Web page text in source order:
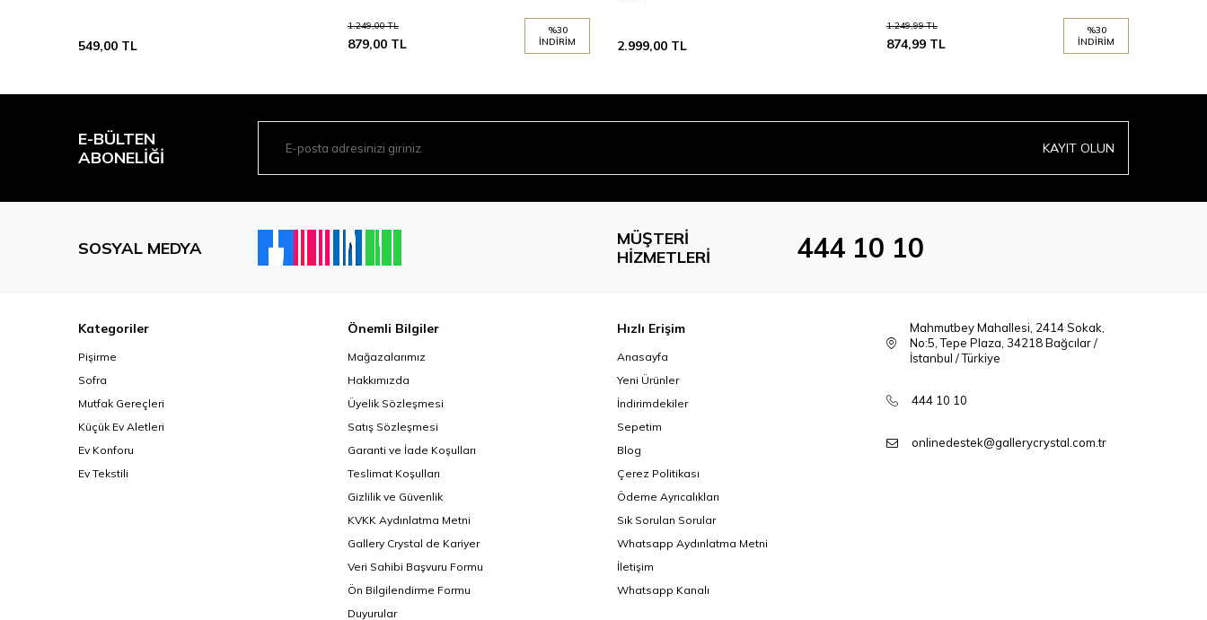
549,00 TL
1.249,00TL
879,00 TL
%30
İNDIRIM
2.999,00 TL
1.249,99TL
874,99 TL
%30
İNDIRIM
E-BÜLTEN
ABONELIĞI
KAYIT OLUN
SOSYAL MEDYA
MÜŞTERI
HIZMETLERI
444 10 10
Kategoriler
Pişirme
Sofra
Mutfak Gereçleri
Küçük Ev Aletleri
Ev Konforu
Ev Tekstili
Önemli Bilgiler
Mağazalarımız
Hakkımızda
Üyelik Sözleşmesi
Satış Sözleşmesi
Garanti ve İade Koşulları
Teslimat Koşulları
Gizlilik ve Güvenlik
KVKK Aydınlatma Metni
Gallery Crystal de Kariyer
Veri Sahibi Başvuru Formu
Ön Bilgilendirme Formu
Duyurular
Hızlı Erişim
Anasayfa
Yeni Ürünler
İndirimdekiler
Sepetim
Blog
Çerez Politikası
Ödeme Ayrıcalıkları
Sık Sorulan Sorular
Whatsapp Aydınlatma Metni
İletişim
Whatsapp Kanalı
Mahmutbey Mahallesi, 2414 Sokak,
No:5, Tepe Plaza, 34218 Bağcılar /
İstanbul / Türkiye
444 10 10
onlinedestek@gallerycrystal.com.tr